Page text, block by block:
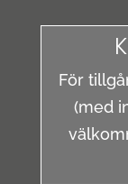
För
(med